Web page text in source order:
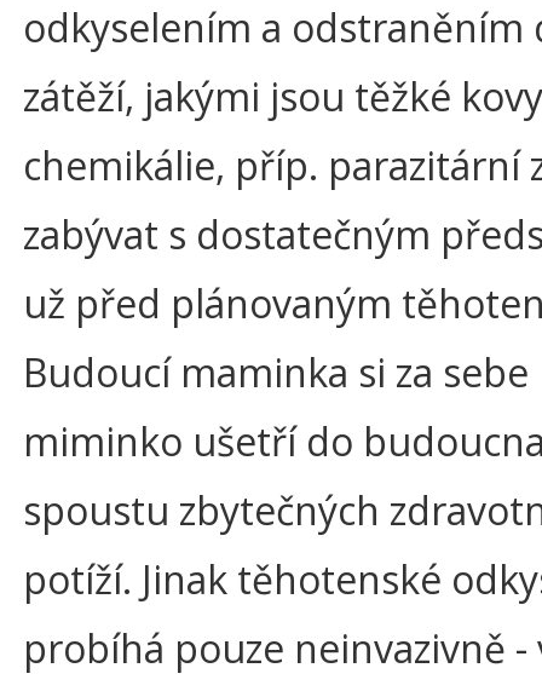
odkyselením a odstraněním
zátěží, jakými jsou těžké
chemikálie, příp. parazitární
zabývat s dostatečným
už před plánovaným
Budoucí maminka si za sebe
miminko ušetří do
spoustu zbytečných
potíží. Jinak těhotenské
probíhá pouze neinvazivně -